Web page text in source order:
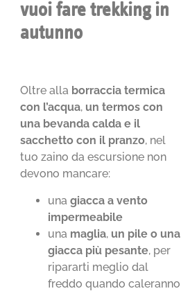
vuoi fare trekking in
autunno
Oltre alla borraccia termica
con l’acqua, un termos con
una bevanda calda e il
sacchetto con il pranzo, nel
tuo zaino da escursione non
devono mancare:
unagiacca a vento
impermeabile
una maglia, un pile o una
giacca più pesante, per
ripararti meglio dal
freddo quando caleranno